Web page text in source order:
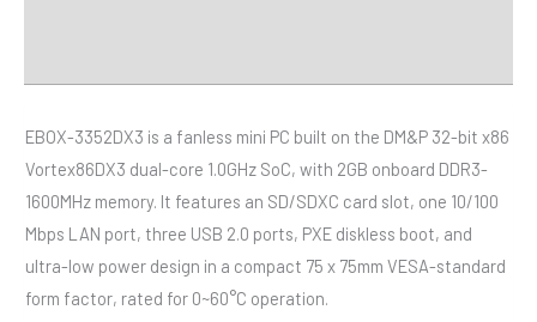
EBOX-3352DX3 is a fanless mini PC built on the DM&P 32-bit x86
Vortex86DX3 dual-core 1.0GHz SoC, with 2GB onboard DDR3-
1600MHz memory. It features an SD/SDXC card slot, one 10/100
Mbps LAN port, three USB 2.0 ports, PXE diskless boot, and
ultra-low power design in a compact 75 x 75mm VESA-standard
form factor, rated for 0~60°C operation.